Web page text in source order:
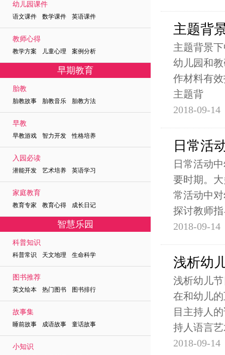
幼儿园课件
语文课件 数学课件 英语课件
教师心得
教学方案 儿童心理 案例分析
早期教育
胎教
胎教故事 胎教音乐 胎教方法
早教
早教游戏 智力开发 性格培养
入园必读
潜能开发 艺术培养 英语学习
家庭教育
教育专家 教育心得 成长日记
智慧乐园
科普知识
科普常识 天文地理 生命科学
图书推荐
英文绘本 热门图书 图书排行
故事集
睡前故事 成语故事 童话故事
小知识
主题背
主题背景
幼儿园和
作材料有
主题背
2018-09-14
日常活
日常活动
要时期。
常活动中
探讨教师
2018-09-14
浅析幼
浅析幼儿
在和幼儿
目主持人
持人语言
2018-09-14